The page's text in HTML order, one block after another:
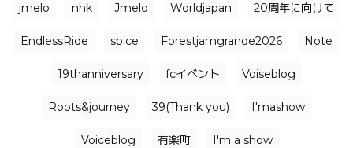
jmelo nhk Jmelo Worldjapan 20周年に向けて
EndlessRide spice Forestjamgrande2026 Note
19thanniversary fcイベント Voiseblog
Roots&journey 39(Thank you) I'mashow
Voiceblog 有楽町 I'm a show